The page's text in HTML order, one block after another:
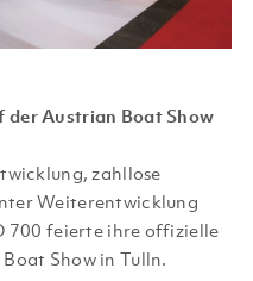
der Austrian Boat Show
zahllose
Weiterentwicklung
700 feierte ihre offizielle
Show in Tulln.